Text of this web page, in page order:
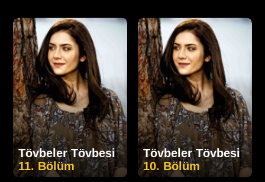
Tövbeler Tövbesi
11. Bölüm
Tövbeler Tövbesi
10. Bölüm